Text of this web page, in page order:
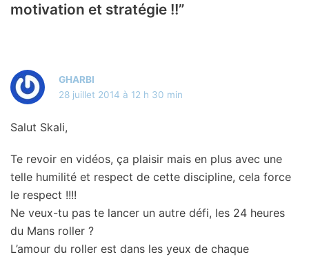
motivation et stratégie !!”
GHARBI
28 juillet 2014 à 12 h 30 min
Salut Skali,
Te revoir en vidéos, ça plaisir mais en plus avec une
telle humilité et respect de cette discipline, cela force
le respect !!!!
Ne veux-tu pas te lancer un autre défi, les 24 heures
du Mans roller ?
L’amour du roller est dans les yeux de chaque